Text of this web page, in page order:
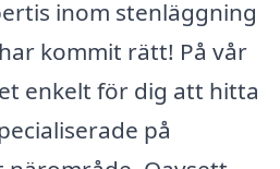
inom stenläggning
kommit rätt! På vår
enkelt för dig att hitta
på